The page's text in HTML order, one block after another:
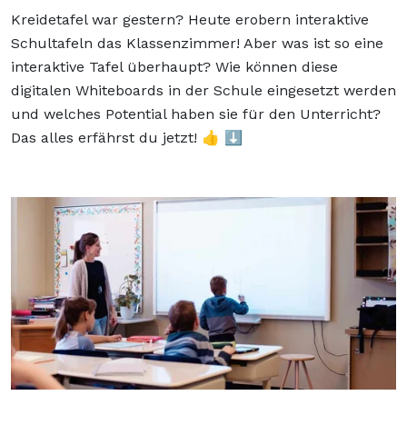
Kreidetafel war gestern? Heute erobern interaktive
Schultafeln das Klassenzimmer! Aber was ist so eine
interaktive Tafel überhaupt? Wie können diese
digitalen Whiteboards in der Schule eingesetzt werden
und welches Potential haben sie für den Unterricht?
Das alles erfährst du jetzt! 👍 ⬇️